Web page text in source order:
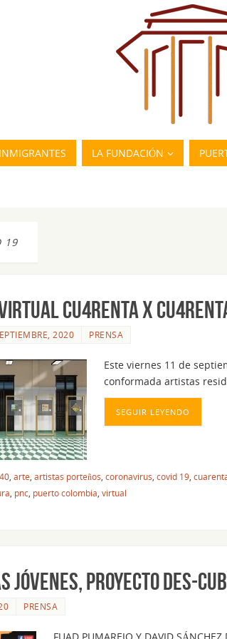
LA FUNDACIÓN
19
CU4RENTA X
2020 PRENSA
Este viernes 11 de
conformada artistas
SEGUIR LEYENDO
arte artistas porteños coronavirus covid 19
pnc puerto colombia virtual
JÓVENES, PROYECTO DES-
PRENSA
FUAD PUMAREJO Y DAVID